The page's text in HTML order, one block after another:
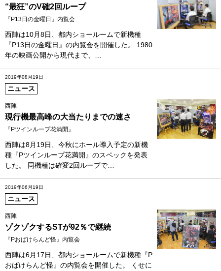
“最狂”のV確2回ループ
『P13日の金曜日』内覧会
西陣は10月8日、都内ショールームで新機種
『P13日の金曜日』の内覧会を開催した。 1980
年の映画公開から現代まで、…
2019年08月19日
ニュース
西陣
現行機最高峰の大当たりまでの速さ
『Pツインループ花満開』
西陣は8月19日、今秋にホール導入予定の新機
種『Pツインループ花満開』のスペックを発表
した。 同機種は確変2回ループで…
2019年06月19日
ニュース
西陣
ゾクゾクするSTが92％で継続
『Pおばけらんど怪』内覧会
西陣は6月17日、都内ショールームで新機種『P
おばけらんど怪』の内覧会を開催した。 くせに